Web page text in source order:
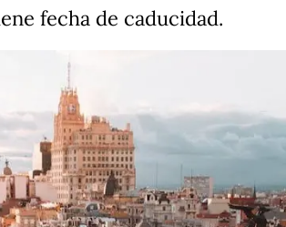
fecha de caducidad.